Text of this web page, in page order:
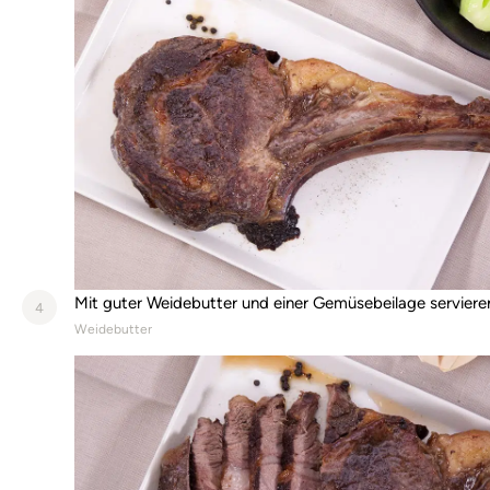
4 Mit guter Weidebutter und einer Gemüsebeilage
Weidebutter